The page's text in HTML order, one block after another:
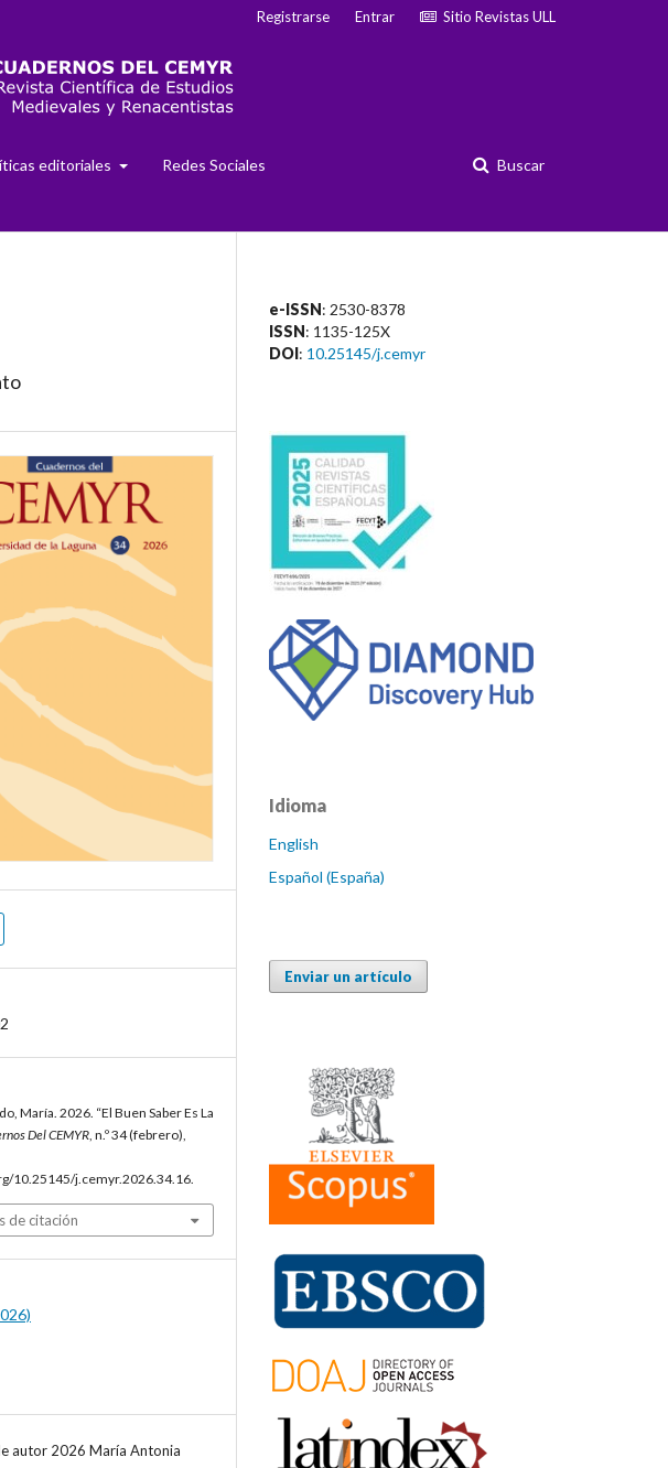
editoriales Redes Sociales Buscar
Registrarse Entrar Sitio Revistas ULL
María. 2026. “El Buen Saber Es La
Del CEMYR, n.º 34 (febrero),
10.25145/j.cemyr.2026.34.16.
de citación
autor 2026 María Antonia
e-ISSN: 2530-8378
ISSN: 1135-125X
DOI: 10.25145/j.cemyr
Idioma
English
Español (España)
Enviar un artículo